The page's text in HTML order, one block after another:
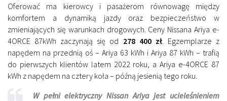
Oferować ma kierowcy i pasażerom równowagę między
komfortem a dynamiką jazdy oraz bezpieczeństwo w
zmieniających się warunkach drogowych. Ceny Nissana Ariya e-
4ORCE 87kWh zaczynają się od 278 400 zł. Egzemplarze z
napędem na przednią oś – Ariya 63 kWh i Ariya 87 kWh – trafią
do pierwszych klientów latem 2022 roku, a Ariya e-4ORCE 87
kWh z napędem na cztery koła – późną jesienią tego roku.
W pełni elektryczny Nissan Ariya jest ucieleśnieniem